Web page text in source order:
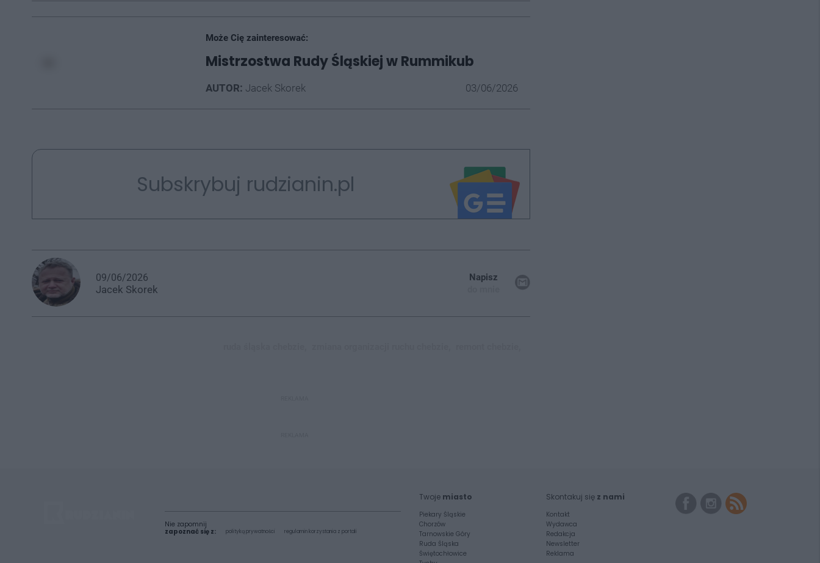
Może Cię zainteresować:
Mistrzostwa Rudy Śląskiej w Rummikub
AUTOR: Jacek Skorek 03/06/2026
Subskrybuj rudzianin.pl
09/06/2026
Jacek Skorek
Napisz
Nie zapomnij
zapoznać się z:
polityką prywatności regulamin korzystania z portali
Twoje miasto
Piekary Śląskie
Chorzów
Tarnowskie Góry
Ruda Śląska
Świętochłowice
Skontakuj się z nami
Kontakt
Wydawca
Redakcja
Newsletter
Reklama